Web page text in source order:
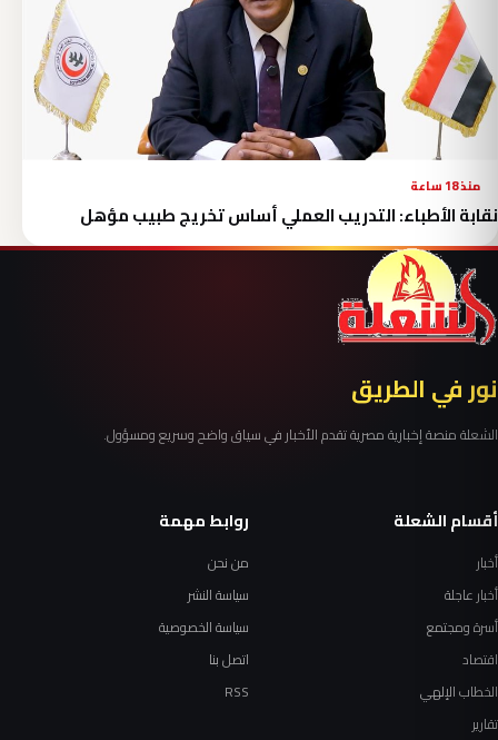
منذ 18 ساعة
نقابة الأطباء: التدريب العملي أساس تخريج طبيب مؤهل
نور في الطريق
الشعلة منصة إخبارية مصرية تقدم الأخبار في سياق واضح وسريع ومسؤول.
أقسام الشعلة
أخبار
أخبار عاجلة
أسرة ومجتمع
اقتصاد
الخطاب الإلهي
تقارير
روابط مهمة
من نحن
سياسة النشر
سياسة الخصوصية
اتصل بنا
RSS